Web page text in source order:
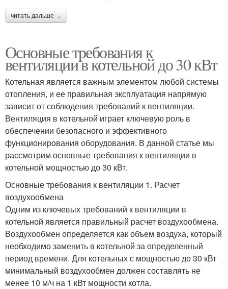
читать дальше →
Основные требования к
вентиляции в котельной до 30 кВт
Котельная является важным элементом любой системы
отопления, и ее правильная эксплуатация напрямую
зависит от соблюдения требований к вентиляции.
Вентиляция в котельной играет ключевую роль в
обеспечении безопасного и эффективного
функционирования оборудования. В данной статье мы
рассмотрим основные требования к вентиляции в
котельной мощностью до 30 кВт.
Основные требования к вентиляции 1. Расчет
воздухообмена
Одним из ключевых требований к вентиляции в
котельной является правильный расчет воздухообмена.
Воздухообмен определяется как объем воздуха, который
необходимо заменить в котельной за определенный
период времени. Для котельных с мощностью до 30 кВт
минимальный воздухообмен должен составлять не
менее 10 м/ч на 1 кВт мощности котла.